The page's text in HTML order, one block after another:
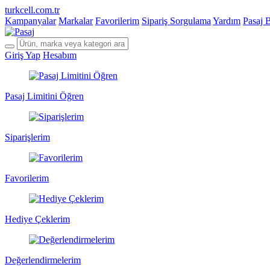
turkcell.com.tr
Kampanyalar Markalar Favorilerim Sipariş Sorgulama Yardım Pasaj
Giriş Yap Hesabım
Pasaj Limitini Öğren
Siparişlerim
Favorilerim
Hediye Çeklerim
Değerlendirmelerim